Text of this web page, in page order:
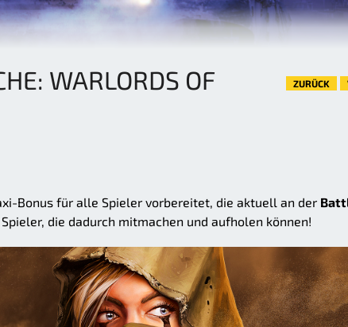
WARLORDS OF
ZURÜCK
Bonus für alle Spieler vorbereitet, die aktuell an der
die dadurch mitmachen und aufholen können!